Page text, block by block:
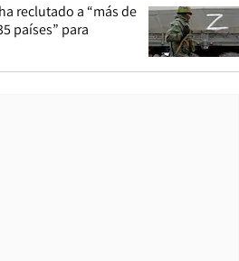
reclutado a “más de
países” para